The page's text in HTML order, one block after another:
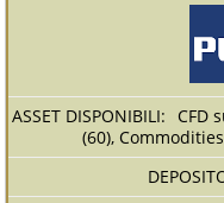
CFD
(60),